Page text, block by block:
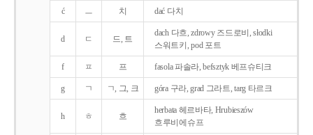
ć ㅡ 치 dać 다치
d ㄷ 드, 트
dach 다흐, zdrowy 즈드로비, słodki
스워트키, pod 포트
f ㅍ 프 fasola 파솔라, befsztyk 베프슈티크
g ㄱ ㄱ, 그, 크 góra 구라, grad 그라트, targ 타르크
h ㅎ 흐
herbata 헤르바타, Hrubieszów
흐루비에슈프